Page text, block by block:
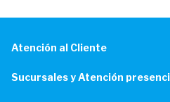
Atención al Cliente
Sucursales y Atención